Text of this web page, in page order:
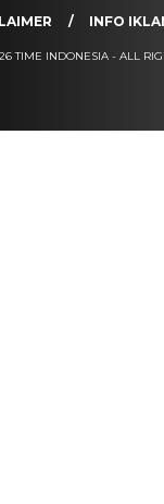
INFO
TIME INDONESIA - ALL